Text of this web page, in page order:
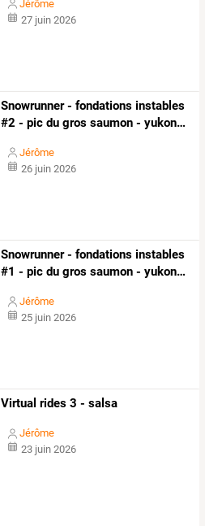
Jérôme
27 juin 2026
Snowrunner- fondations instables
#2 - pic du gros saumon - yukon…
Jérôme
26 juin 2026
Snowrunner- fondations instables
#1 - pic du gros saumon - yukon…
Jérôme
25 juin 2026
Virtual rides 3 - salsa
Jérôme
23 juin 2026